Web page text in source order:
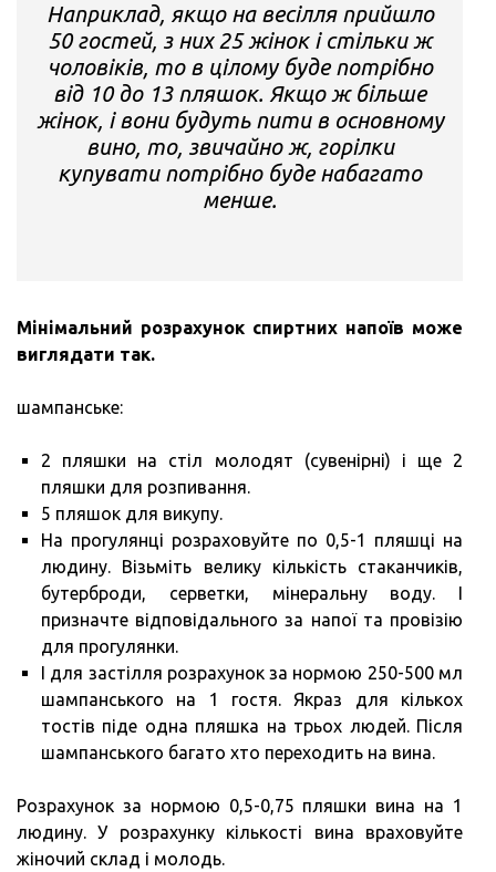
Наприклад, якщо на весілля прийшло
50 гостей, з них 25 жінок і стільки ж
чоловіків, то в цілому буде потрібно
від 10 до 13 пляшок. Якщо ж більше
жінок, і вони будуть пити в основному
вино, то, звичайно ж, горілки
купувати потрібно буде набагато
менше.
Мінімальний розрахунок спиртних напоїв може
виглядати так.
шампанське:
2 пляшки на стіл молодят (сувенірні) і ще 2
пляшки для розпивання.
5 пляшок для викупу.
На прогулянці розраховуйте по 0,5-1 пляшці на
людину. Візьміть велику кількість стаканчиків,
бутерброди, серветки, мінеральну воду. І
призначте відповідального за напої та провізію
для прогулянки.
І для застілля розрахунок за нормою 250-500 мл
шампанського на 1 гостя. Якраз для кількох
тостів піде одна пляшка на трьох людей. Після
шампанського багато хто переходить на вина.
Розрахунок за нормою 0,5-0,75 пляшки вина на 1
людину. У розрахунку кількості вина враховуйте
жіночий склад і молодь.